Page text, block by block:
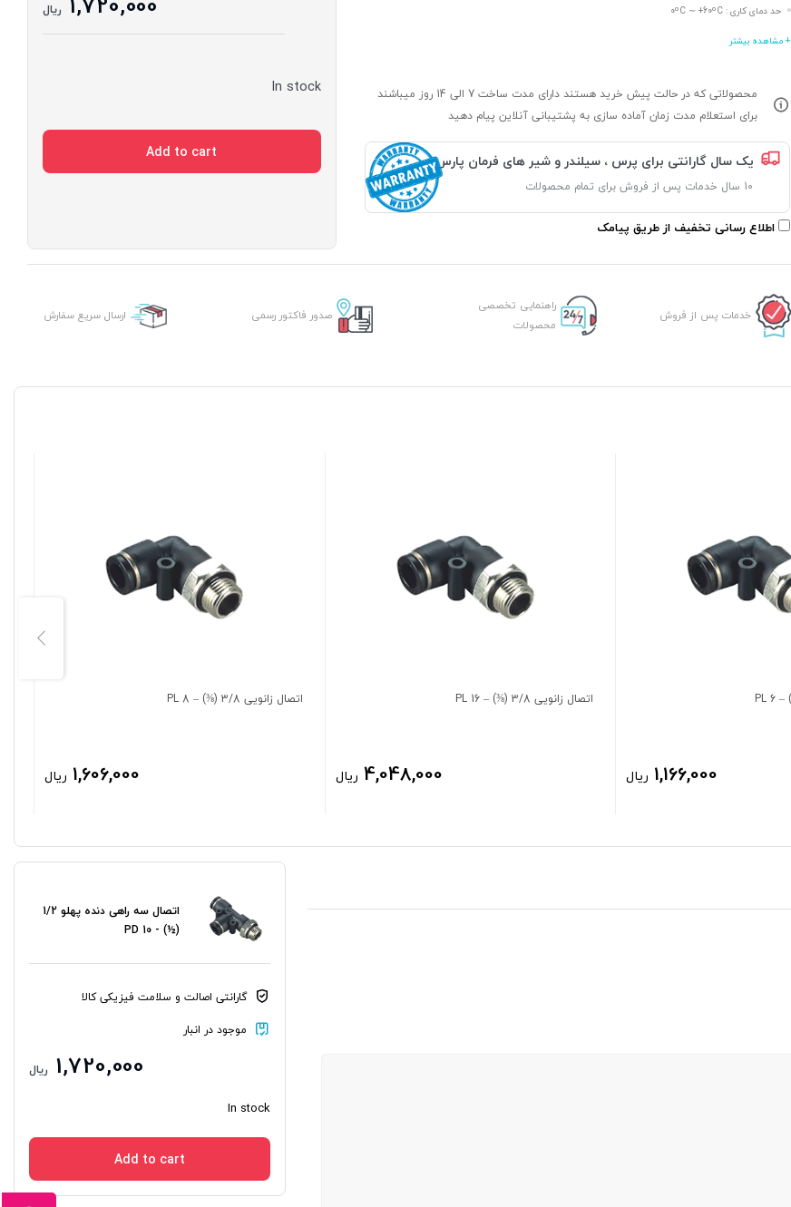
حد دمای کاری : 0ºC ∼ +60ºC
+ مشاهده بیشتر
محصولاتی که در حالت پیش خرید هستند دارای مدت ساخت 7 الی 14 روز میباشند
برای استعلام مدت زمان آماده سازی به پشتیبانی آنلاین پیام دهید
یک سال گارانتی برای پرس ، سیلندر و شیر های فرمان پارس
10 سال خدمات پس از فروش برای تمام محصولات
اطلاع رسانی تخفیف از طریق پیامک
ریال
In stock
Add to cart
خدمات پس از فروش
راهنمایی تخصصی
محصولات
صدور فاکتور رسمی ارسال سریع سفارش
1,166,000 ریال
اتصال زانویی 3/8 (⅜) – 16 PL
4,048,000 ریال
اتصال زانویی 3/8 (⅜) – 8 PL
1,606,000 ریال
اتصال سه راهی دنده پهلو 1/2
(½) - 10 PD
گارانتی اصالت و سلامت فیزیکی کالا
موجود در انبار
1,720,000 ریال
In stock
Add to cart